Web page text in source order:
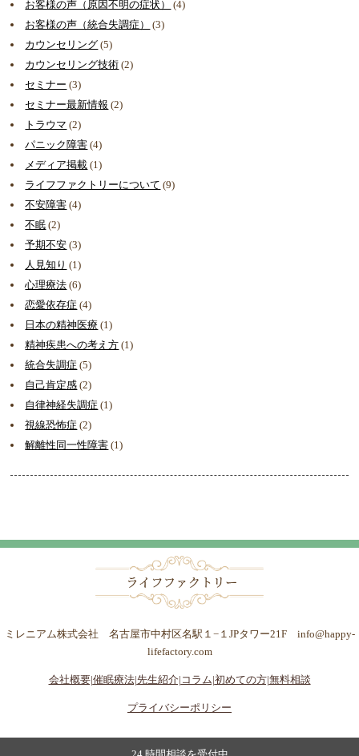
お客様の声（原因不明の症状）
(4)
お客様の声（統合失調症）
(3)
カウンセリング (5)
カウンセリング技術 (2)
セミナー (3)
セミナー最新情報 (2)
トラウマ (2)
パニック障害 (4)
メディア掲載 (1)
ライフファクトリーについて (9)
不安障害 (4)
不眠 (2)
予期不安 (3)
人見知り (1)
心理療法 (6)
恋愛依存症 (4)
日本の精神医療 (1)
精神疾患への考え方 (1)
統合失調症 (5)
自己肯定感 (2)
自律神経失調症 (1)
視線恐怖症 (2)
解離性同一性障害 (1)
ミレニアム株式会社 名古屋市中村区名駅１−１JPタワー21F info@happy-
lifefactory.com
会社概要|催眠療法|先生紹介| コラム|初めての方|無料相談
プライバシーポリシー